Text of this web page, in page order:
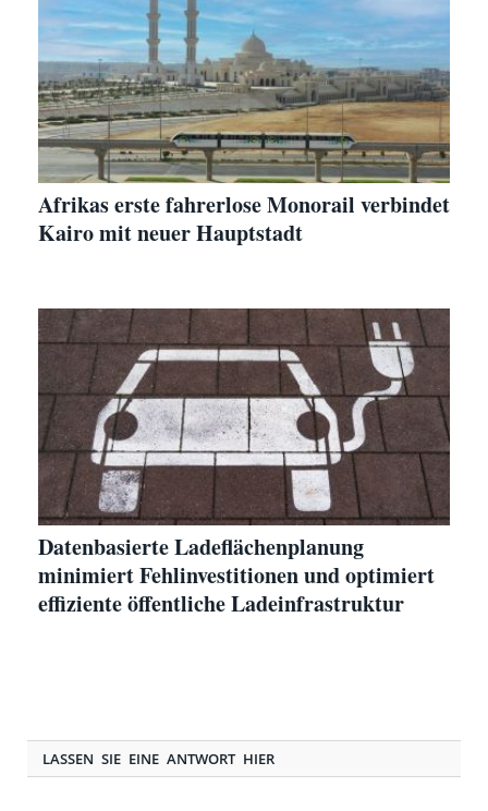
Afrikas erste fahrerlose Monorail verbindet
Kairo mit neuer Hauptstadt
Datenbasierte Ladeflächenplanung
minimiert Fehlinvestitionen und optimiert
effiziente öffentliche Ladeinfrastruktur
LASSEN SIE EINE ANTWORT HIER